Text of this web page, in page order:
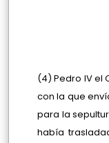
(4) Pedro IV el
con la que
para la
había